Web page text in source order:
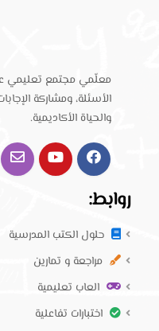
معلّمي مجتمع تعليمي
الأسئلة، ومشاركة
والحياة الأكاديمية.
روابط:
حلول الكتب المدرسية
مراجعة و تمارين
العاب تعليمية
اختبارات تفاعلية